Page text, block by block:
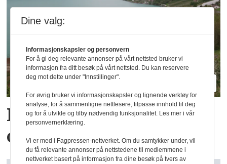
Reidar har million­
omsetning fra 75 dekar
Dine valg:
Informasjonskapsler og personvern
For å gi deg relevante annonser på vårt nettsted bruker vi
informasjon fra ditt besøk på vårt nettsted. Du kan reservere
deg mot dette under "Innstillinger".
For øvrig bruker vi informasjonskapsler og lignende verktøy for
analyse, for å sammenligne nettlesere, tilpasse innhold til deg
og for å utvikle og tilby nødvendig funksjonalitet. Les mer i vår
personvernerklæring.
Vi er med i Fagpressen-nettverket. Om du samtykker under, vil
du få relevante annonser på nettstedene til medlemmene i
nettverket basert på informasjon fra dine besøk på tvers av